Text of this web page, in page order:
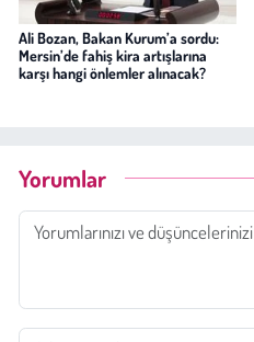
Ali Bozan, Bakan Kurum’a sordu:
Mersin’de fahiş kira artışlarına
karşı hangi önlemler alınacak?
Yorumlar